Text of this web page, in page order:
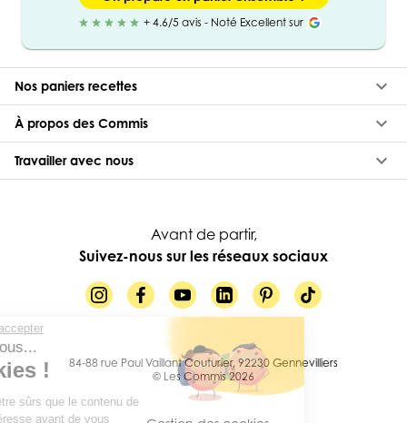
Continuer sans accepter
Salut c'est nous...
les Cookies !
On a attendu d'être sûrs que le contenu de
ce site vous intéresse avant de vous
star star star star star + 4.6/5 avis - Noté Excellent sur
Nos paniers recettes keyboard_arrow_down
À propos des Commis keyboard_arrow_down
Travailler avec nous keyboard_arrow_down
Avant de partir,
Suivez-nous sur les réseaux sociaux
84-88 rue Paul Vaillant Couturier, 92230 Gennevilliers
© Les Commis 2026